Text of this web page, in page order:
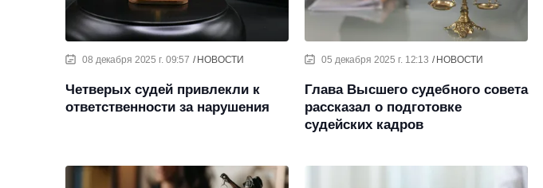
08 декабря 2025 г. 09:57 НОВОСТИ
Четверых судей привлекли к
ответственности за нарушения
05 декабря 2025 г. 12:13 НОВОСТИ
Глава Высшего судебного совета
рассказал о подготовке
судейских кадров